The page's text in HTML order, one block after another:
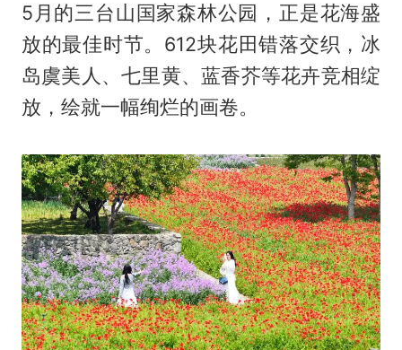
5月的三台山国家森林公园，正是花海盛
放的最佳时节。612块花田错落交织，冰
岛虞美人、七里黄、蓝香芥等花卉竞相绽
放，绘就一幅绚烂的画卷。